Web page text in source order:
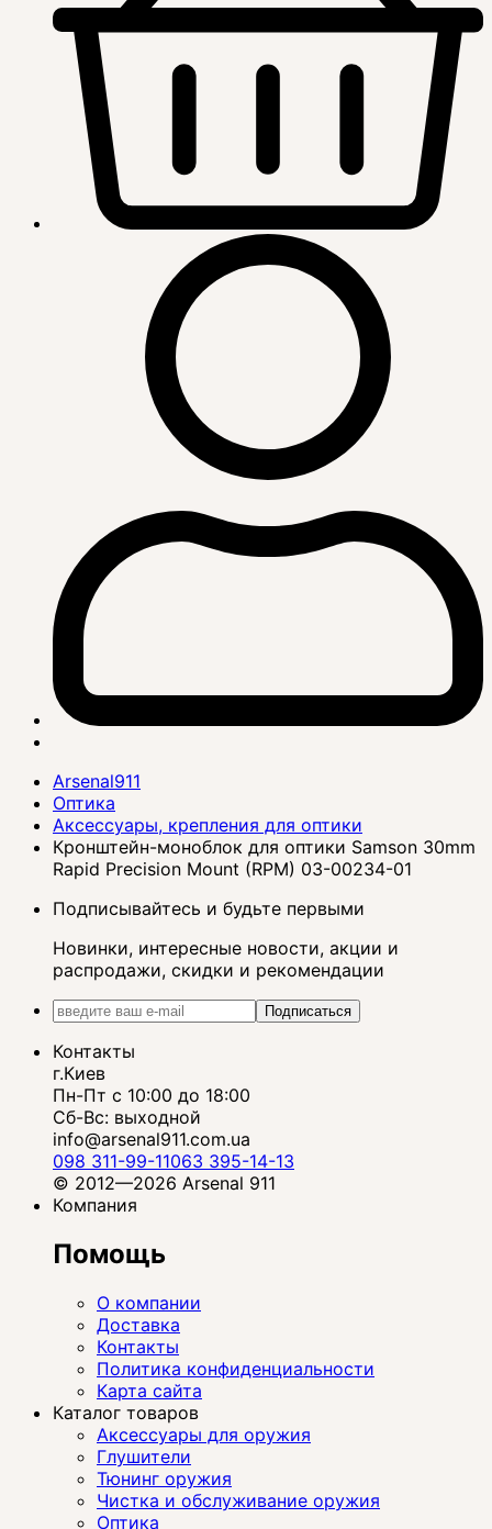
Arsenal911
Оптика
Аксессуары, крепления для оптики
Кронштейн-моноблок для оптики Samson 30mm
Rapid Precision Mount (RPM) 03-00234-01
Подписывайтесь и будьте первыми
Новинки, интересные новости, акции и
распродажи, скидки и рекомендации
Подписаться
Контакты
г.Киев
Пн-Пт с 10:00 до 18:00
Сб-Вс: выходной
info@arsenal911.com.ua
098 311-99-11063 395-14-13
© 2012—2026 Arsenal 911
Компания
Помощь
О компании
Доставка
Контакты
Политика конфиденциальности
Карта сайта
Каталог товаров
Аксессуары для оружия
Глушители
Тюнинг оружия
Чистка и обслуживание оружия
Оптика